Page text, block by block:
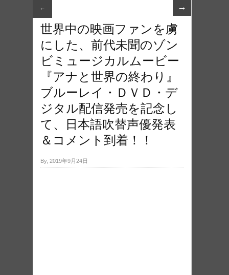
← →
世界中の映画ファンを虜
にした、前代未聞のゾン
ビミュージカルムービー
『アナと世界の終わり』
ブルーレイ・ＤＶＤ・デ
ジタル配信発売を記念し
て、日本語吹替声優発表
＆コメント到着！！
By, 2019年9月24日